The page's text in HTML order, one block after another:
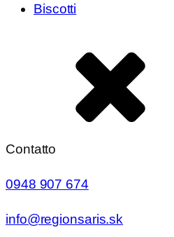
Biscotti
Contatto
0948 907 674
info@regionsaris.sk